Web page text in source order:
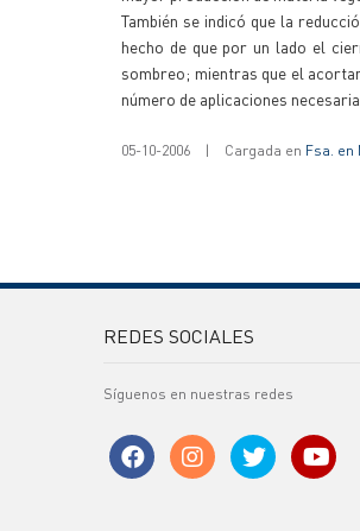
También se indicó que la
hecho de que por un lado el
sombreo; mientras que el
número de aplicaciones
05-10-2006 | Cargada en Fsa. en
REDES SOCIALES
Síguenos en nuestras redes